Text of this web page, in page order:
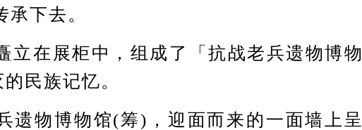
承下去。
在展柜中，组成了「抗战老兵遗物博物
民族记忆。
物博物馆(筹)，迎面而来的一面墙上呈